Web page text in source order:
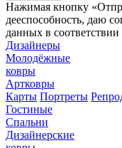
Нажимая кнопку
дееспособность, даю
данных в соответствии
Дизайнеры
Молодёжные
ковры
Артковры
Карты Портреты
Гостиные
Спальни
Дизайнерские